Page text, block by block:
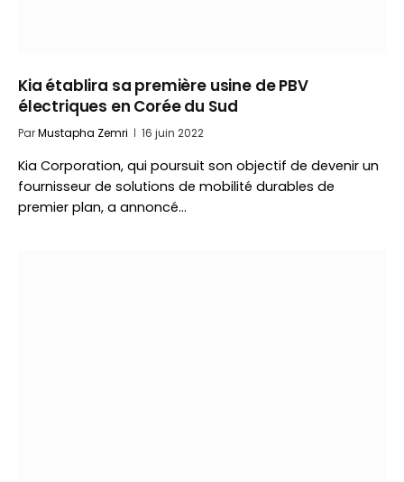
Kia établira sa première usine de PBV
électriques en Corée du Sud
ParMustapha Zemri 16 juin 2022
Kia Corporation, qui poursuit son objectif de devenir un
fournisseur de solutions de mobilité durables de
premier plan, a annoncé…